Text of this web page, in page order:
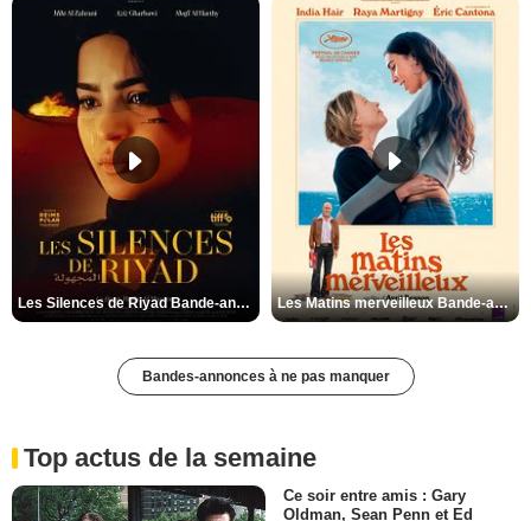
Les Silences de Riyad Bande-annonce VO STFR Les Matins merveilleux Bande-annonce VF
Bandes-annonces à ne pas manquer
Top actus de la semaine
Ce soir entre amis : Gary
Oldman, Sean Penn et Ed